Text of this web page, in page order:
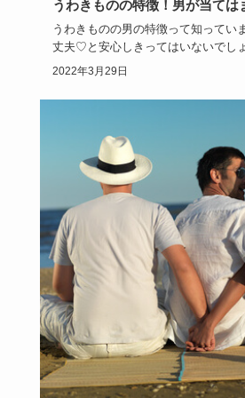
うわきものの特徴！男が当ては
うわきものの男の特徴って知ってい
丈夫♡と安心しきってはいないでし
ものの男の特徴…
2022年3月29日